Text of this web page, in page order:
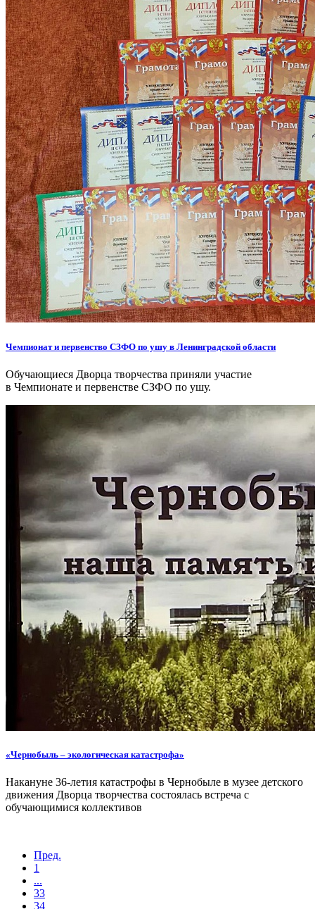
Чемпионат и первенство СЗФО по ушу в Ленинградской области
Обучающиеся Дворца творчества приняли участие
в Чемпионате и первенстве СЗФО по ушу.
«Чернобыль – экологическая катастрофа»
Накануне 36-летия катастрофы в Чернобыле в музее детского
движения Дворца творчества состоялась встреча с
обучающимися коллективов
Пред.
1
...
33
34